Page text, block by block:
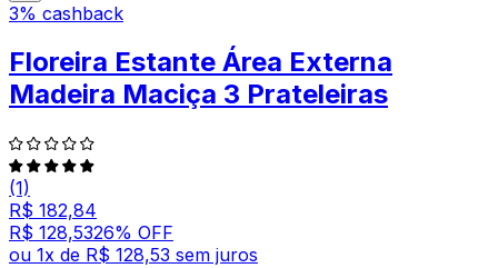
3% cashback
Floreira Estante Área Externa
Madeira Maciça 3 Prateleiras
(1)
R$ 182,84
R$ 128,5326% OFF
ou 1x de R$ 128,53 sem juros